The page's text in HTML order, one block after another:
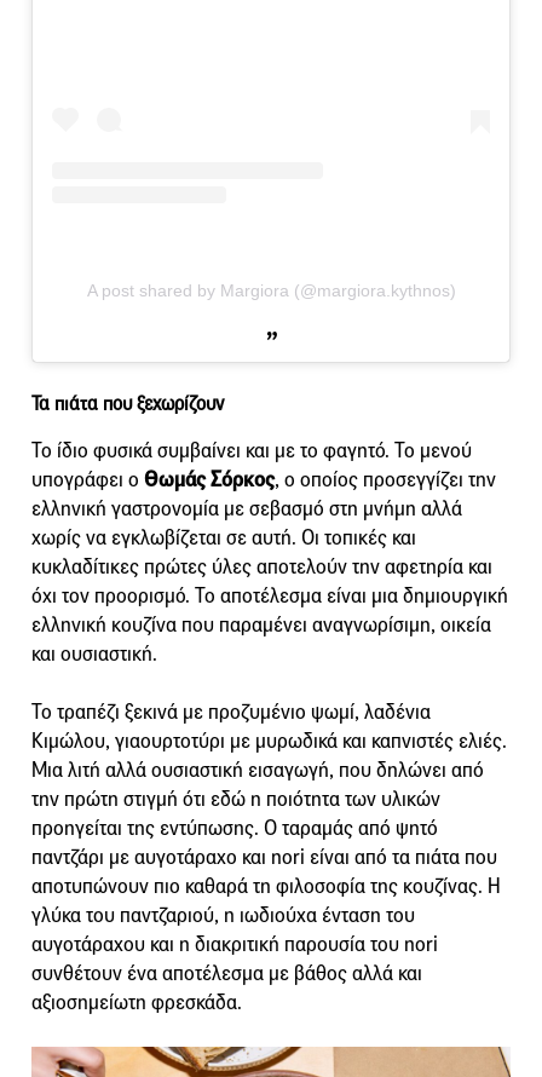
A post shared by Margiora (@margiora.kythnos)
Τα πιάτα που ξεχωρίζουν
Το ίδιο φυσικά συμβαίνει και με το φαγητό. Το μενού
υπογράφει ο Θωμάς Σόρκος, ο οποίος προσεγγίζει την
ελληνική γαστρονομία με σεβασμό στη μνήμη αλλά
χωρίς να εγκλωβίζεται σε αυτή. Οι τοπικές και
κυκλαδίτικες πρώτες ύλες αποτελούν την αφετηρία και
όχι τον προορισμό. Το αποτέλεσμα είναι μια δημιουργική
ελληνική κουζίνα που παραμένει αναγνωρίσιμη, οικεία
και ουσιαστική.
Το τραπέζι ξεκινά με προζυμένιο ψωμί, λαδένια
Κιμώλου, γιαουρτοτύρι με μυρωδικά και καπνιστές ελιές.
Μια λιτή αλλά ουσιαστική εισαγωγή, που δηλώνει από
την πρώτη στιγμή ότι εδώ η ποιότητα των υλικών
προηγείται της εντύπωσης. Ο ταραμάς από ψητό
παντζάρι με αυγοτάραχο και nori είναι από τα πιάτα που
αποτυπώνουν πιο καθαρά τη φιλοσοφία της κουζίνας. Η
γλύκα του παντζαριού, η ιωδιούχα ένταση του
αυγοτάραχου και η διακριτική παρουσία του nori
συνθέτουν ένα αποτέλεσμα με βάθος αλλά και
αξιοσημείωτη φρεσκάδα.